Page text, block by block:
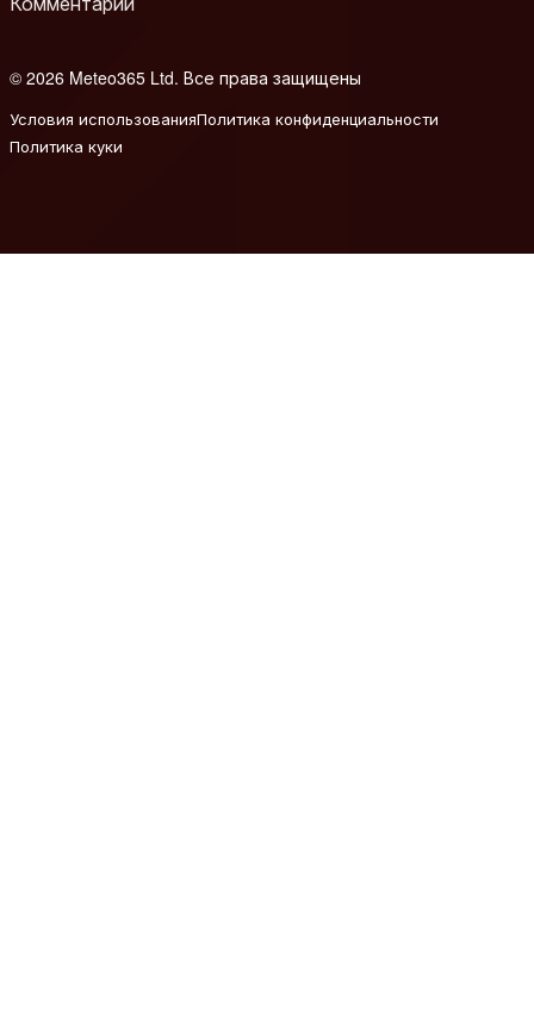
© 2026 Meteo365 Ltd. Все права защищены
Условия использованияПолитика конфиденциальности
Политика куки